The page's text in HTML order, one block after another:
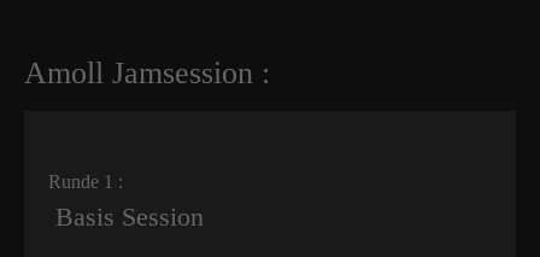
Amoll Jamsession :
Runde 1 :
Basis Session